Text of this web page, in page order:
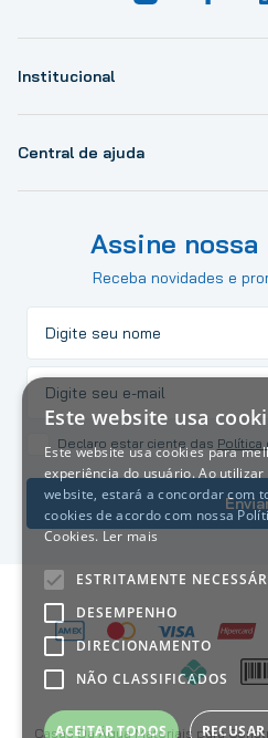
Institucional
Central de ajuda
Assine
Receba novidades e
Declaro estar ciente das Política
Casas Da Água Materiais para
Este website usa
Este website usa cookies para
experiência do usuário. Ao utilizar
website, estará a concordar com
cookies de acordo com nossa
Cookies. Ler mais
ESTRITAMENTE
DESEMPENHO
DIRECIONAMENTO
NÃO CLASSIFICADOS
ACEITAR TODOS